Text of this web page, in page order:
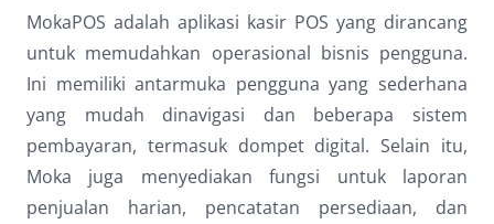
MokaPOS adalah aplikasi kasir POS yang dirancang
untuk memudahkan operasional bisnis pengguna.
Ini memiliki antarmuka pengguna yang sederhana
yang mudah dinavigasi dan beberapa sistem
pembayaran, termasuk dompet digital. Selain itu,
Moka juga menyediakan fungsi untuk laporan
penjualan harian, pencatatan persediaan, dan